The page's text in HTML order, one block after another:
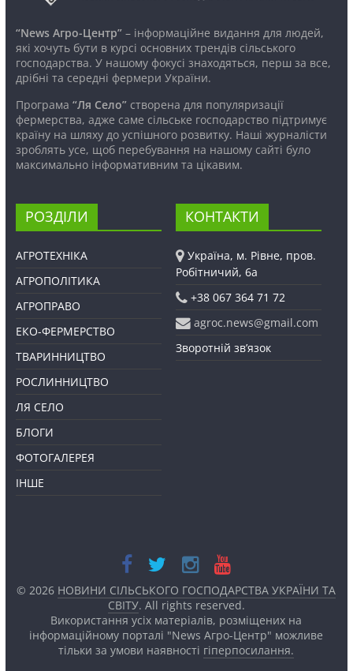
“News Агро-Центр”– інформаційне видання для людей,
які хочуть бути в курсі основних трендів сільського
господарства. У нашому фокусі знаходяться, перш за все,
дрібні та середні фермери України.
Програма “Ля Село”створена для популяризації
фермерства, адже саме сільське господарство підтримує
країну на шляху до успішного розвитку. Наші журналісти
зроблять усе, щоб перебування на нашому сайті було
максимально інформативним та цікавим.
РОЗДІЛИ
АГРОТЕХНІКА
АГРОПОЛІТИКА
АГРОПРАВО
ЕКО-ФЕРМЕРСТВО
ТВАРИННИЦТВО
РОСЛИННИЦТВО
ЛЯ СЕЛО
БЛОГИ
ФОТОГАЛЕРЕЯ
ІНШЕ
КОНТАКТИ
Україна, м. Рівне, пров.
Робітничий, 6а
+38 067 364 71 72
agroc.news@gmail.com
Зворотній зв’язок
© 2026 НОВИНИ СІЛЬСЬКОГО ГОСПОДАРСТВА УКРАЇНИ ТА
СВІТУ. All rights reserved.
Використання усіх матеріалів, розміщених на
інформаційному порталі "News Агро-Центр" можливе
тільки за умови наявності гіперпосилання.